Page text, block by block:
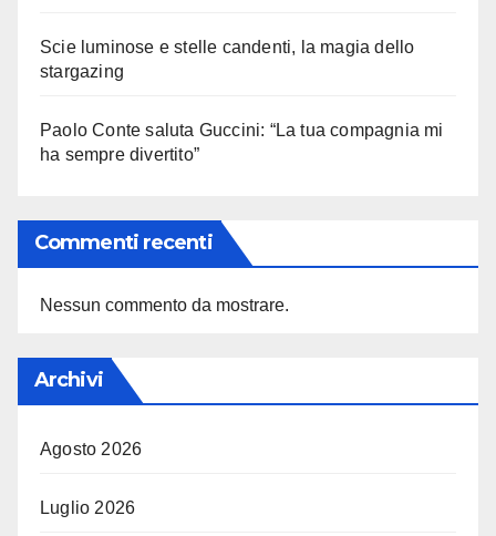
Scie luminose e stelle candenti, la magia dello
stargazing
Paolo Conte saluta Guccini: “La tua compagnia mi
ha sempre divertito”
Commenti recenti
Nessun commento da mostrare.
Archivi
Agosto 2026
Luglio 2026